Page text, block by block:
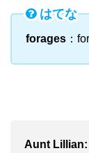
はてな
forages ：
Aunt Lillian: